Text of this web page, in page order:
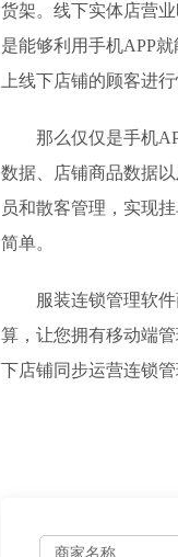
货架。线下实体店营
是能够利用手机APP
上线下店铺的顾客进
那么仅仅是手机
数据、店铺商品数据
员和散客管理，实现
简单。
服装连锁管理软件
算，让您拥有移动端
下店铺同步运营连锁管